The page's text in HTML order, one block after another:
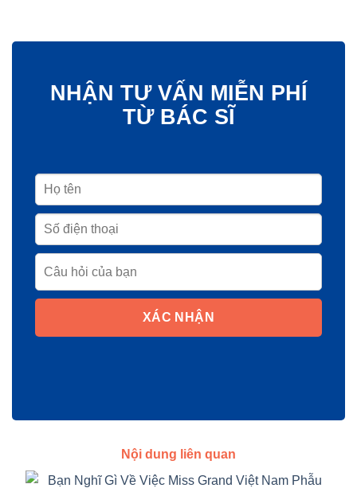
NHẬN TƯ VẤN MIỄN PHÍ
TỪ BÁC SĨ
XÁC NHẬN
Nội dung liên quan